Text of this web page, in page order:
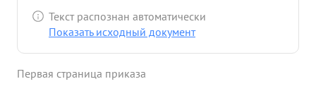
30.6.41 года в район Титовка при штурмовке
войск противника по переднему краю были
продвижение наших наземных войск. 1.7.41 года
Текст распознан автоматически
Показать исходный документ
Первая страница приказа